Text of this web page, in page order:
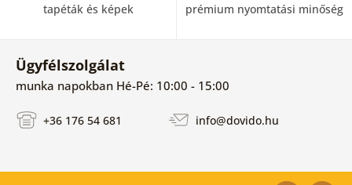
tapéták és képek prémium nyomtatási minőség
Ügyfélszolgálat
munka napokban Hé-Pé: 10:00 - 15:00
+36 176 54 681 info@dovido.hu